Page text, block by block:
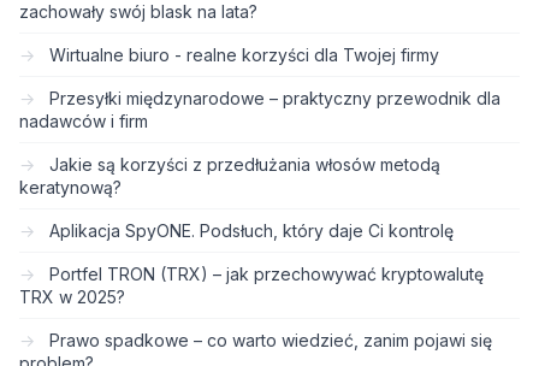
zachowały swój blask na lata?
Wirtualne biuro - realne korzyści dla Twojej firmy
Przesyłki międzynarodowe – praktyczny przewodnik dla
nadawców i firm
Jakie są korzyści z przedłużania włosów metodą
keratynową?
Aplikacja SpyONE. Podsłuch, który daje Ci kontrolę
Portfel TRON (TRX) – jak przechowywać kryptowalutę
TRX w 2025?
Prawo spadkowe – co warto wiedzieć, zanim pojawi się